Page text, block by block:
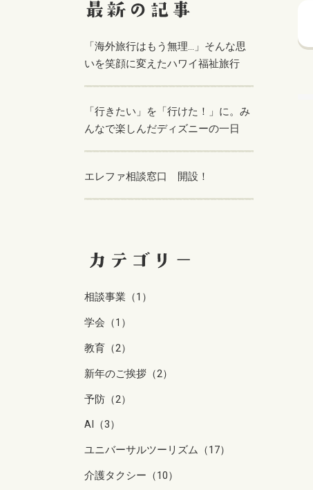
「海外旅行はもう無理…」そんな思
いを笑顔に変えたハワイ福祉旅行
「行きたい」を「行けた！」に。み
んなで楽しんだディズニーの一日
エレファ相談窓口 開設！
相談事業（1）
学会（1）
教育（2）
新年のご挨拶（2）
予防（2）
AI（3）
ユニバーサルツーリズム（17）
介護タクシー（10）